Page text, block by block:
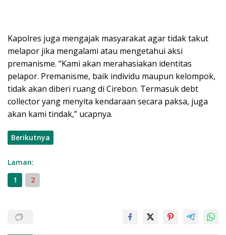
Kapolres juga mengajak masyarakat agar tidak takut
melapor jika mengalami atau mengetahui aksi
premanisme. “Kami akan merahasiakan identitas
pelapor. Premanisme, baik individu maupun kelompok,
tidak akan diberi ruang di Cirebon. Termasuk debt
collector yang menyita kendaraan secara paksa, juga
akan kami tindak,” ucapnya.
Berikutnya
Laman:
1
2